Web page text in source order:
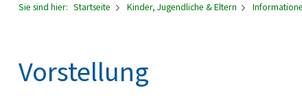
Sie sind hier: Startseite Kinder, Jugendliche & Eltern
Vorstellung